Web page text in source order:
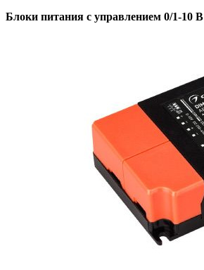
Блоки питания с управлением 0/1-10 В